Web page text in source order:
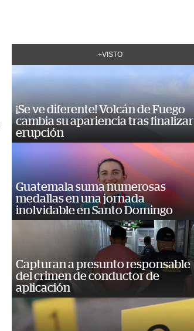
+VISTO
¡Se ve diferente! Volcán de Fuego
cambia su apariencia tras finalizar
erupción
Guatemala suma numerosas
medallas en una jornada
inolvidable en Santo Domingo
Capturan a presunto responsable
del crimen de conductor de
aplicación